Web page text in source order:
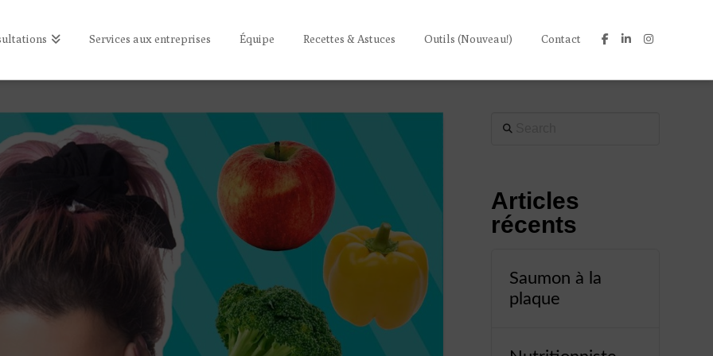
Services aux entreprises Équipe Recettes & Astuces Outils (Nouveau!) Contact
Search
Articles
récents
Saumon à la
plaque